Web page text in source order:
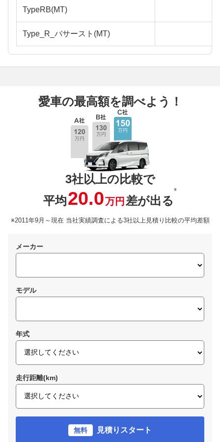
TypeRB(MT)
Type_R_バサースト(MT)
愛車の最高額を調べよう！
3社以上の比較で
平均20.0万円 差が出る
※
※2011年9月～現在 当社実績調査による3社以上見積り比較の平均差額
メーカー
モデル
年式
走行距離(km)
無料 見積りスタート